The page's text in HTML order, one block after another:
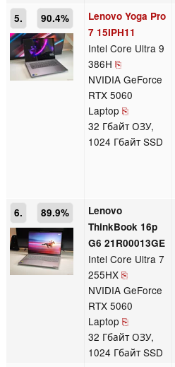
5. 90.4%
Lenovo Yoga Pro
7 15IPH11
Intel Core Ultra 9
386H ⎘
NVIDIA GeForce
RTX 5060
Laptop ⎘
32 Гбайт ОЗУ,
1024 Гбайт SSD
6. 89.9%
Lenovo
ThinkBook 16p
G6 21R00013GE
Intel Core Ultra 7
255HX ⎘
NVIDIA GeForce
RTX 5060
Laptop ⎘
32 Гбайт ОЗУ,
1024 Гбайт SSD